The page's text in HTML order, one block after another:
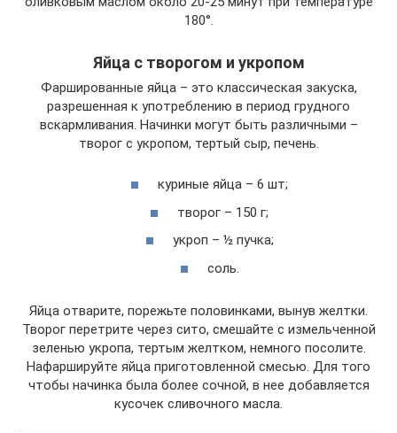
180°.
Яйца с творогом и укропом
Фаршированные яйца – это классическая закуска,
разрешенная к употреблению в период грудного
вскармливания. Начинки могут быть различными –
творог с укропом, тертый сыр, печень.
куриные яйца – 6 шт;
творог – 150 г;
укроп – ½ пучка;
соль.
Яйца отварите, порежьте половинками, вынув желтки.
Творог перетрите через сито, смешайте с измельченной
зеленью укропа, тертым желтком, немного посолите.
Нафаршируйте яйца приготовленной смесью. Для того
чтобы начинка была более сочной, в нее добавляется
кусочек сливочного масла.